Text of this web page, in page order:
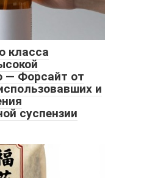
класса
— Форсайт от
и
суспензии